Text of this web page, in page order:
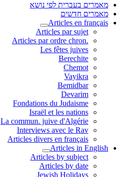
מאמרים בעברית לפי נושא
מאמרים חדשים
Articles en français
Articles par sujet
.Articles par ordre chron
Les fêtes juives
Berechite
Chemot
Vayikra
Bemidbar
Devarim
Fondations du Judaisme
Israël et les nations
La commun. juive d'Algérie
Interviews avec le Rav
Articles divers en français
Articles in English
Articles by subject
Articles by date
Jewish Holidays